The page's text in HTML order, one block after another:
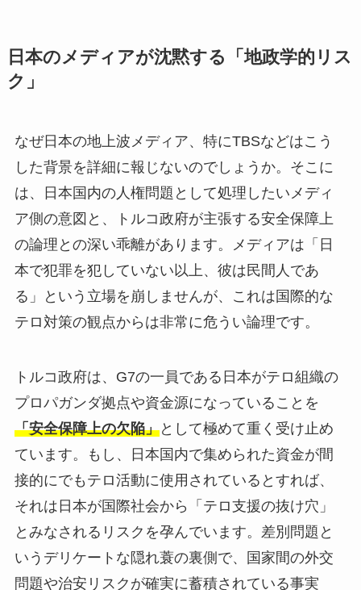
日本のメディアが沈黙する「地政学的リス
ク」
なぜ日本の地上波メディア、特にTBSなどはこう
した背景を詳細に報じないのでしょうか。そこに
は、日本国内の人権問題として処理したいメディ
ア側の意図と、トルコ政府が主張する安全保障上
の論理との深い乖離があります。メディアは「日
本で犯罪を犯していない以上、彼は民間人であ
る」という立場を崩しませんが、これは国際的な
テロ対策の観点からは非常に危うい論理です。
トルコ政府は、G7の一員である日本がテロ組織の
プロパガンダ拠点や資金源になっていることを
「安全保障上の欠陥」として極めて重く受け止め
ています。もし、日本国内で集められた資金が間
接的にでもテロ活動に使用されているとすれば、
それは日本が国際社会から「テロ支援の抜け穴」
とみなされるリスクを孕んでいます。差別問題と
いうデリケートな隠れ蓑の裏側で、国家間の外交
問題や治安リスクが確実に蓄積されている事実